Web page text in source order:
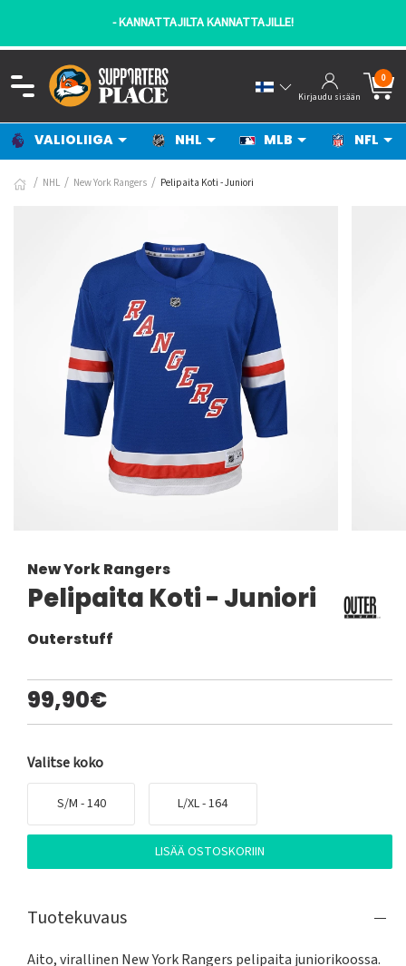
- KANNATTAJILTA KANNATTAJILLE!
Kirjaudu sisään
0
VALIOLIIGA NHL MLB NFL
NHL New York Rangers Pelipaita Koti - Juniori
New York Rangers
Pelipaita Koti - Juniori
Outerstuff
99,90€
Valitse koko
S/M - 140 L/XL - 164
LISÄÄ OSTOSKORIIN
Tuotekuvaus
Aito, virallinen New York Rangers pelipaita juniorikoossa.